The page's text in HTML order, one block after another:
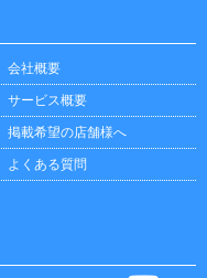
会社概要
サービス概要
掲載希望の店舗様へ
よくある質問